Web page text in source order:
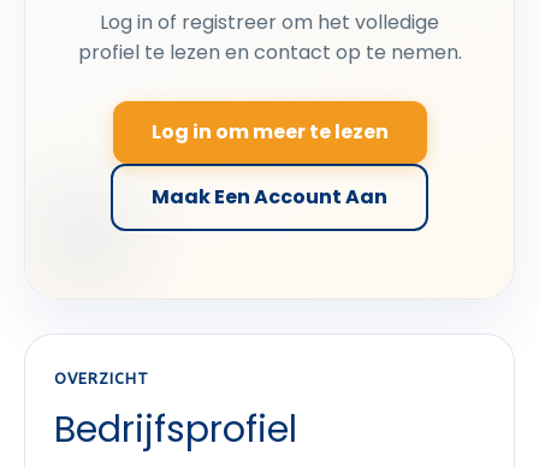
Log in of registreer om het volledige
profiel te lezen en contact op te nemen.
Log in om meer te lezen
Maak Een Account Aan
OVERZICHT
Bedrijfsprofiel